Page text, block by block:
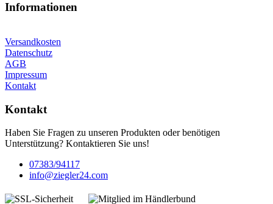
Informationen
Versandkosten
Datenschutz
AGB
Impressum
Kontakt
Kontakt
Haben Sie Fragen zu unseren Produkten oder benötigen
Unterstützung? Kontaktieren Sie uns!
07383/94117
info@ziegler24.com